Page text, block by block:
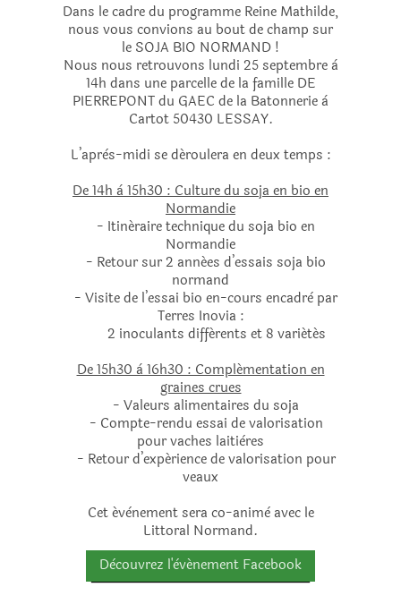
Dans le cadre du programme Reine Mathilde,
nous vous convions au bout de champ sur
le SOJA BIO NORMAND !
Nous nous retrouvons lundi 25 septembre à
14h dans une parcelle de la famille DE
PIERREPONT du GAEC de la Batonnerie à
Cartot 50430 LESSAY.
L’après-midi se déroulera en deux temps :
De 14h à 15h30 : Culture du soja en bio en
Normandie
- Itinéraire technique du soja bio en
Normandie
- Retour sur 2 années d’essais soja bio
normand
- Visite de l’essai bio en-cours encadrè par
Terres Inovia :
2 inoculants différents et 8 variétés
De 15h30 à 16h30 : Complémentation en
graines crues
- Valeurs alimentaires du soja
- Compte-rendu essai de valorisation
pour vaches laitières
- Retour d’expérience de valorisation pour
veaux
Cet évènement sera co-animè avec le
Littoral Normand.
Dècouvrez l'èvénement Facebook